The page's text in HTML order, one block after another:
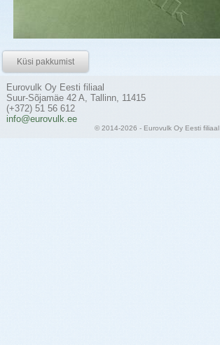
Küsi pakkumist
Eurovulk Oy Eesti filiaal
Suur-Sõjamäe 42 A, Tallinn, 11415
(+372) 51 56 612
info@eurovulk.ee
© 2014-2026 - Eurovulk Oy Eesti filiaal